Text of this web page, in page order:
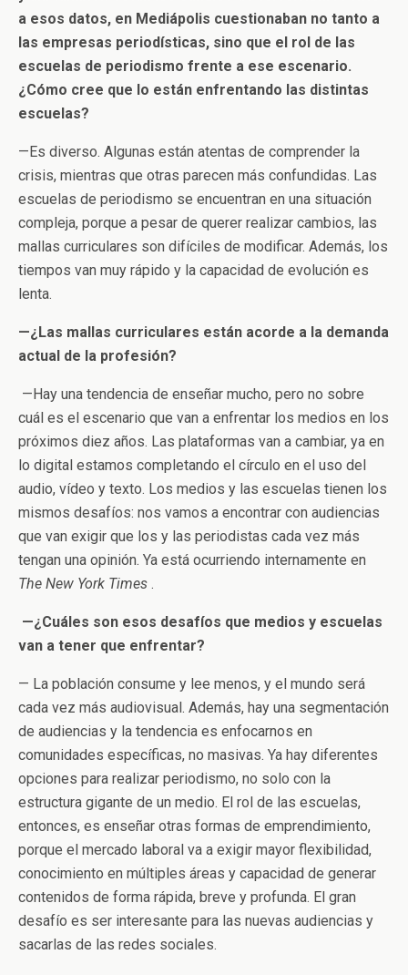
a esos datos, en Mediápolis cuestionaban no tanto a
las empresas periodísticas, sino que el rol de las
escuelas de periodismo frente a ese escenario.
¿Cómo cree que lo están enfrentando las distintas
escuelas?
—Es diverso. Algunas están atentas de comprender la
crisis, mientras que otras parecen más confundidas. Las
escuelas de periodismo se encuentran en una situación
compleja, porque a pesar de querer realizar cambios, las
mallas curriculares son difíciles de modificar. Además, los
tiempos van muy rápido y la capacidad de evolución es
lenta.
—¿Las mallas curriculares están acorde a la demanda
actual de la profesión?
—Hay una tendencia de enseñar mucho, pero no sobre
cuál es el escenario que van a enfrentar los medios en los
próximos diez años. Las plataformas van a cambiar, ya en
lo digital estamos completando el círculo en el uso del
audio, vídeo y texto. Los medios y las escuelas tienen los
mismos desafíos: nos vamos a encontrar con audiencias
que van exigir que los y las periodistas cada vez más
tengan una opinión. Ya está ocurriendo internamente en
The New York Times .
—¿Cuáles son esos desafíos que medios y escuelas
van a tener que enfrentar?
— La población consume y lee menos, y el mundo será
cada vez más audiovisual. Además, hay una segmentación
de audiencias y la tendencia es enfocarnos en
comunidades específicas, no masivas. Ya hay diferentes
opciones para realizar periodismo, no solo con la
estructura gigante de un medio. El rol de las escuelas,
entonces, es enseñar otras formas de emprendimiento,
porque el mercado laboral va a exigir mayor flexibilidad,
conocimiento en múltiples áreas y capacidad de generar
contenidos de forma rápida, breve y profunda. El gran
desafío es ser interesante para las nuevas audiencias y
sacarlas de las redes sociales.